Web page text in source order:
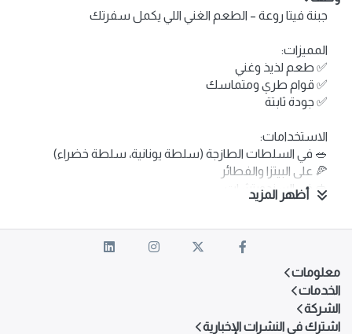
جبنة فيتا روعة – الطعم الغني اللي يكمل سفرتك
المميزات:
✅ طعم لذيذ وغني
✅ قوام طري ومتماسك
✅ جودة ثابتة
الاستخدامات:
🥗 في السلطات الطازجة (سلطة يونانية، سلطة خضراء)
🍕 على البيتزا والفطائر
🥪 في السندويتشات
🏡 مثالية للاستخدام اليومي
الأحجام المتوفرة:
📦 عبوة 5 كيلو – حجم اقتصادي للمطاعم ومحلات الجملة
أظهر المزيد
معلومات
الخدمات
الشركة
اشترك في النشرات الإخبارية